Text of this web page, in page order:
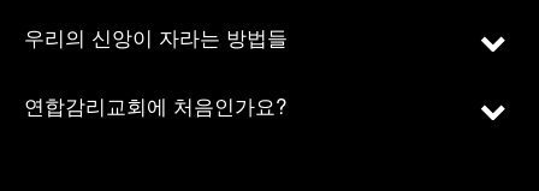
우리의 신앙이 자라는 방법들
연합감리교회에 처음인가요?